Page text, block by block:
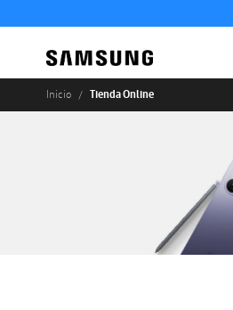
Inicio Tienda Online